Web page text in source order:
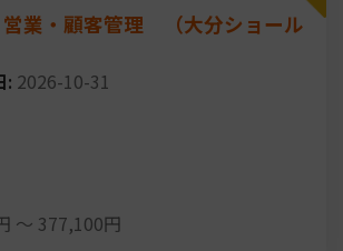
営業・顧客管理 （大分ショール
: 2026-10-31
～ 377,100円